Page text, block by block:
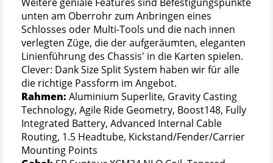
unten am Oberrohr zum Anbringen eines
Schlosses oder Multi-Tools und die nach innen
verlegten Züge, die der aufgeräumten, eleganten
Linienführung des Chassis' in die Karten spielen.
Clever: Dank Size Split System haben wir für alle
die richtige Passform im Angebot.
Rahmen: Aluminium Superlite, Gravity Casting
Technology, Agile Ride Geometry, Boost148, Fully
Integrated Battery, Advanced Internal Cable
Routing, 1.5 Headtube, Kickstand/Fender/Carrier
Mounting Points